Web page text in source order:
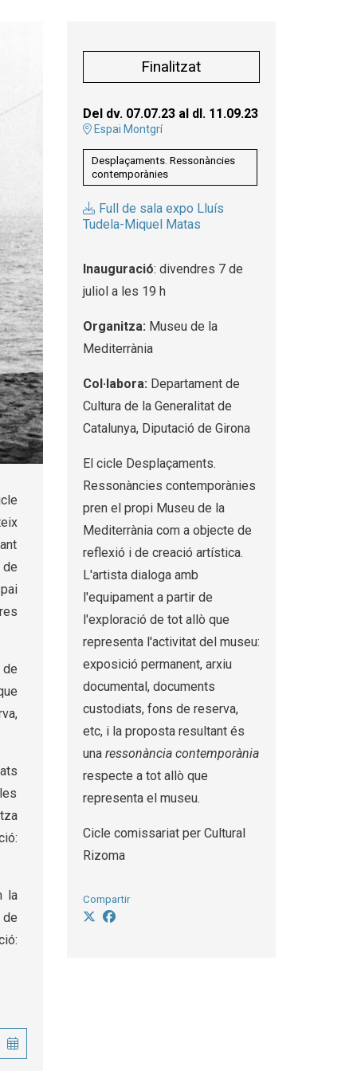
Finalitzat
Del dv. 07.07.23al dl. 11.09.23
Espai Montgrí
Desplaçaments. Ressonàncies
contemporànies
Full de sala expo Lluís
Tudela-Miquel Matas
Inauguració: divendres 7 de
juliol a les 19 h
Organitza: Museu de la
Mediterrània
Col·labora: Departament de
Cultura de la Generalitat de
Catalunya, Diputació de Girona
El cicle Desplaçaments.
Ressonàncies contemporànies
pren el propi Museu de la
Mediterrània com a objecte de
reflexió i de creació artística.
L'artista dialoga amb
l'equipament a partir de
l'exploració de tot allò que
representa l'activitat del museu:
exposició permanent, arxiu
documental, documents
custodiats, fons de reserva,
etc, i la proposta resultant és
una ressonància contemporània
respecte a tot allò que
representa el museu.
Cicle comissariat per Cultural
Rizoma
Compartir
de
la
de